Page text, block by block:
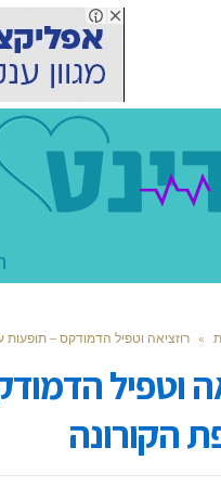
» רוזציאה וטפיל הדמודקס – תופעות
וטפיל
הקורונה